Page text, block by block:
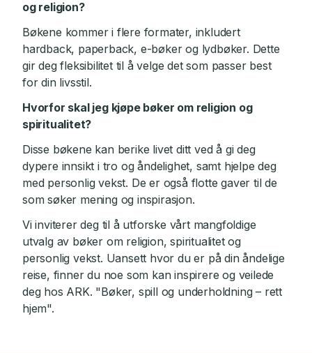
og religion?
Bøkene kommer i flere formater, inkludert
hardback, paperback, e-bøker og lydbøker. Dette
gir deg fleksibilitet til å velge det som passer best
for din livsstil.
Hvorfor skal jeg kjøpe bøker om religion og
spiritualitet?
Disse bøkene kan berike livet ditt ved å gi deg
dypere innsikt i tro og åndelighet, samt hjelpe deg
med personlig vekst. De er også flotte gaver til de
som søker mening og inspirasjon.
Vi inviterer deg til å utforske vårt mangfoldige
utvalg av bøker om religion, spiritualitet og
personlig vekst. Uansett hvor du er på din åndelige
reise, finner du noe som kan inspirere og veilede
deg hos ARK. "Bøker, spill og underholdning – rett
hjem".